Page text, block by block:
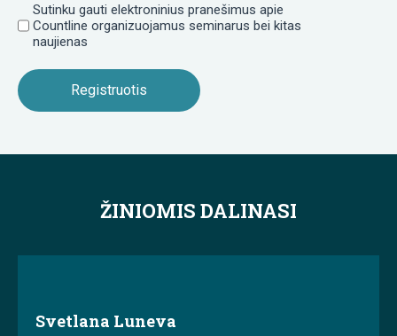
Sutinku gauti elektroninius pranešimus apie
Countline organizuojamus seminarus bei kitas
naujienas
ŽINIOMIS DALINASI
Svetlana Luneva